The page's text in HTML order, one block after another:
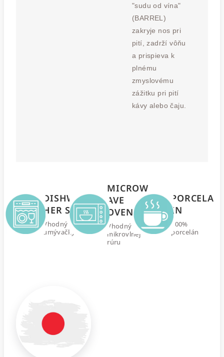
"sudu od vína"
(BARREL)
zakryje nos pri
pití, zadrží vôňu
a prispieva k
plnému
zmyslovému
zážitku pri pití
kávy alebo čaju.
DISHWAS
HER SAFE
Vhodný do
umývačky
MICROW
AVE
OVEN
Vhodný do
mikrovlnej
rúru
PORCELA
IN
100%
porcelán